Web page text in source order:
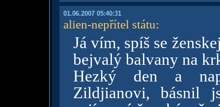
01.06.2007 05:40:31
alien-nepřítel státu:
Já vím, spíš se
bejvalý balvany na
Hezký den a
Zildjianovi, básnil